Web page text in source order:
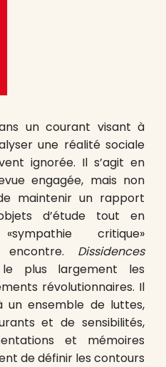
un courant visant à
une réalité sociale
ignorée. Il s’agit en
engagée, mais non
maintenir un rapport
d’étude tout en
critique»
Dissidences
le plus largement les
révolutionnaires. Il
un ensemble de luttes,
et de sensibilités,
et mémoires
de définir les contours